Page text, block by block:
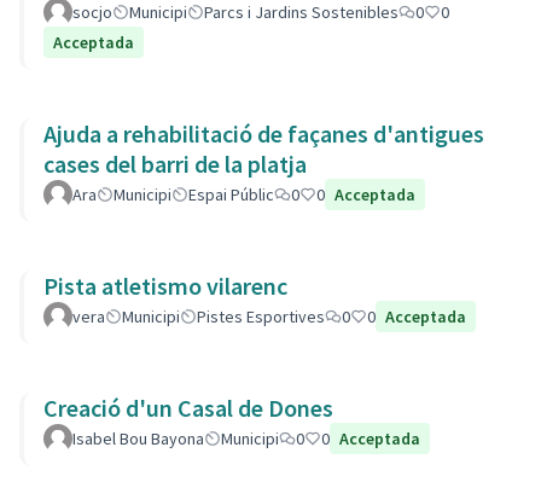
socjo Municipi Parcs i Jardins Sostenibles 0
0
Acceptada
Ajuda a rehabilitació de façanes d'antigues
cases del barri de la platja
Ara Municipi Espai Públic 0 0 Acceptada
Pista atletismo vilarenc
vera Municipi Pistes Esportives 0 0 Acceptada
Creació d'un Casal de Dones
Isabel Bou Bayona Municipi 0 0 Acceptada